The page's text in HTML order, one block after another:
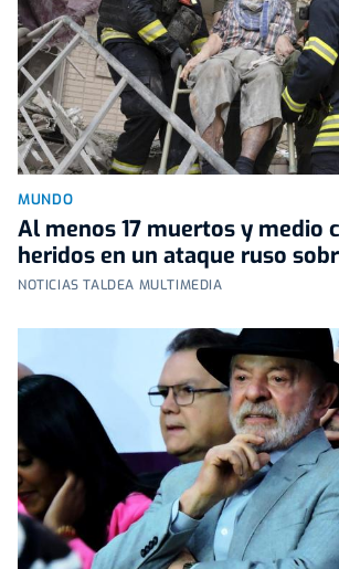
MUNDO
Al menos 17 muertos y medio
heridos en un ataque ruso
NOTICIAS TALDEA MULTIMEDIA